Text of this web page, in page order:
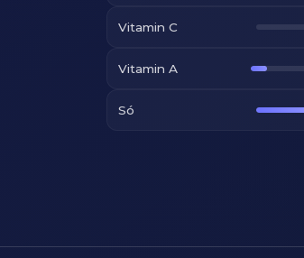
Vitamin C
Vitamin A
Só